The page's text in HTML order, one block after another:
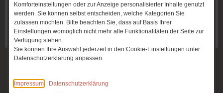
Komforteinstellungen oder zur Anzeige personalisierter Inhalte genutzt
werden. Sie können selbst entscheiden, welche Kategorien Sie
zulassen möchten. Bitte beachten Sie, dass auf Basis Ihrer
Einstellungen womöglich nicht mehr alle Funktionalitäten der Seite zur
Verfügung stehen.
Sie können Ihre Auswahl jederzeit in den Cookie-Einstellungen unter
Datenschutzerklärung anpassen.
Impressum
Datenschutzerklärung
vollzugsdienst@strehla.de
Verwaltungseinheiten
Hauptamt